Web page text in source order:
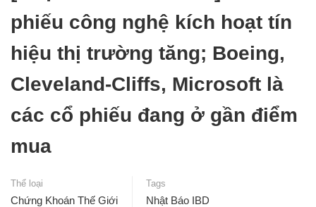
phiếu công nghệ kích hoạt tín
hiệu thị trường tăng; Boeing,
Cleveland-Cliffs, Microsoft là
các cổ phiếu đang ở gần điểm
mua
Thể loại
Chứng Khoán Thế Giới
Tags
Nhật Báo IBD